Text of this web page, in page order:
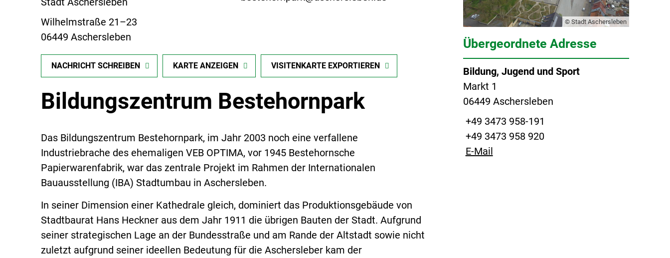
Wilhelmstraße 21–23
06449 Aschersleben
NACHRICHT SCHREIBEN KARTE ANZEIGEN VISITENKARTE EXPORTIEREN
Bildungszentrum Bestehornpark
Das Bildungszentrum Bestehornpark, im Jahr 2003 noch eine verfallene
Industriebrache des ehemaligen VEB OPTIMA, vor 1945 Bestehornsche
Papierwarenfabrik, war das zentrale Projekt im Rahmen der Internationalen
Bauausstellung (IBA) Stadtumbau in Aschersleben.
In seiner Dimension einer Kathedrale gleich, dominiert das Produktionsgebäude von
Stadtbaurat Hans Heckner aus dem Jahr 1911 die übrigen Bauten der Stadt. Aufgrund
seiner strategischen Lage an der Bundesstraße und am Rande der Altstadt sowie nicht
zuletzt aufgrund seiner ideellen Bedeutung für die Aschersleber kam der
© Stadt Aschersleben
Übergeordnete Adresse
Bildung, Jugend und Sport
Markt 1
06449 Aschersleben
+49 3473 958-191
+49 3473 958 920
E-Mail